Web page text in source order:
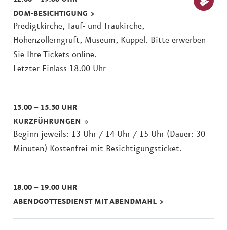
DOM-BESICHTIGUNG
Predigtkirche, Tauf- und Traukirche,
Hohenzollerngruft, Museum, Kuppel. Bitte erwerben
Sie Ihre Tickets online.
Letzter Einlass 18.00 Uhr
13.00 – 15.30 UHR
KURZFÜHRUNGEN
Beginn jeweils: 13 Uhr / 14 Uhr / 15 Uhr (Dauer: 30
Minuten) Kostenfrei mit Besichtigungsticket.
18.00 – 19.00 UHR
ABENDGOTTESDIENST MIT ABENDMAHL